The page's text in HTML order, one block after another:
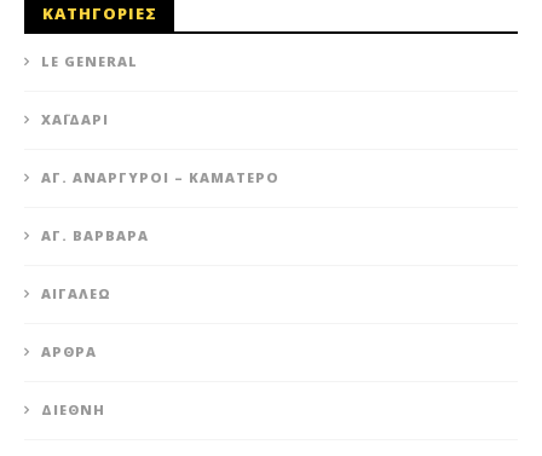
ΚΑΤΗΓΟΡΙΕΣ
LE GENERAL
XΑΪΔΆΡΙ
ΆΓ. ΑΝΆΡΓΥΡΟΙ – KΑΜΑΤΕΡΌ
ΑΓ. ΒΑΡΒΆΡΑ
ΑΙΓΆΛΕΩ
ΆΡΘΡΑ
ΔΙΕΘΝΉ